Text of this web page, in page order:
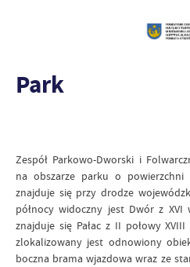
Park
Zespół Parkowo-Dworski i
na obszarze parku o
znajduje się przy drodze
północy widoczny jest Dwór z XVI
znajduje się Pałac z II połowy
zlokalizowany jest odnowiony
boczna brama wjazdowa wraz ze